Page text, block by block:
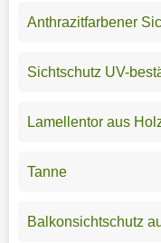
Anthrazitfarbener
Sichtschutz UV-
Lamellentor aus
Tanne
Balkonsichtschutz